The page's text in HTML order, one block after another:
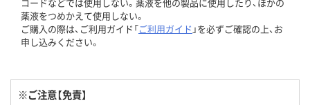
薬液をつめかえて使用しない。
ご購入の際は、ご利用ガイド「ご利用ガイド 」を必ずご確認の上、お
申し込みください。
※ご注意【免責】